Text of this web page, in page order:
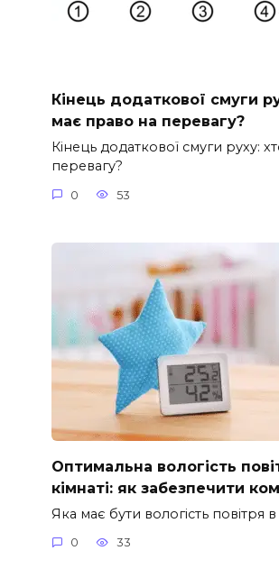
Кінець додаткової смуги
має право на перевагу?
Кінець додаткової смуги руху:
перевагу?
0 53
Оптимальна вологість
кімнаті: як забезпечити
Яка має бути вологість повітря в
0 33